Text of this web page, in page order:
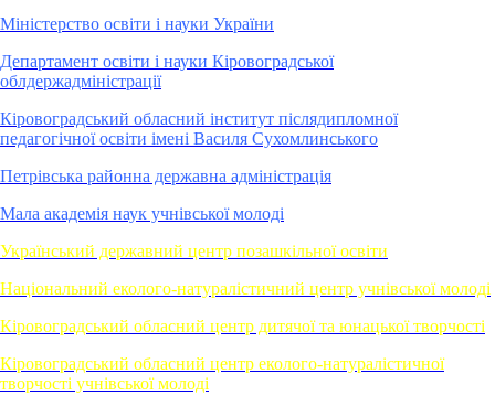
Міністерство освіти і науки України
Департамент освіти і науки Кіровоградської
облдержадміністрації
Кіровоградський обласний інститут післядипломної
педагогічної освіти імені Василя Сухомлинського
Петрівська районна державна адміністрація
Мала академія наук учнівської молоді
Український державний центр позашкільної освіти
Національний еколого-натуралістичний центр учнівської молоді
Кіровоградський обласний центр дитячої та юнацької творчості
Кіровоградський обласний центр еколого-натуралістичної
творчості учнівської молоді